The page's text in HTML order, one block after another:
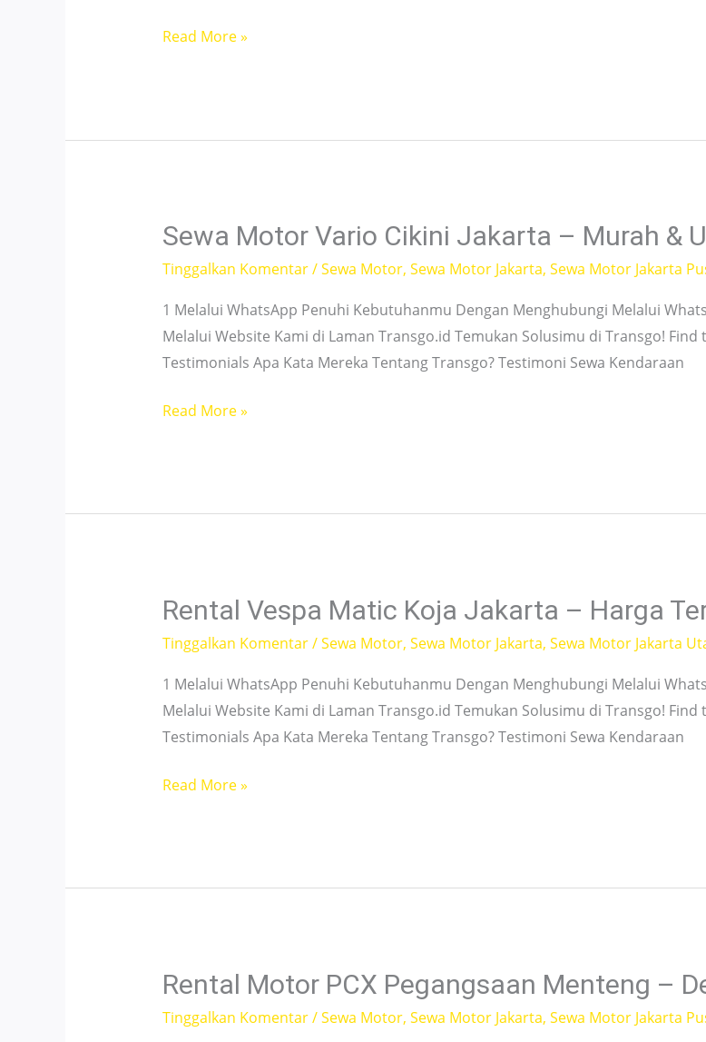
Sewa
Abang
Siap
Pakai
Read More »
Sewa Motor Vario Cikini Jakarta – Murah &
Tinggalkan Komentar/Sewa Motor, Sewa Motor Jakarta, Sewa Motor Jakarta
1 Melalui WhatsApp Penuhi Kebutuhanmu Dengan Menghubungi Melalui
Melalui Website Kami di Laman Transgo.id Temukan Solusimu di Transgo!
Testimonials Apa Kata Mereka Tentang Transgo? Testimoni Sewa Kendaraan
Sewa
Jakarta
Unit
Ready
Read More »
Rental Vespa Matic Koja Jakarta – Harga
Tinggalkan Komentar/Sewa Motor, Sewa Motor Jakarta, Sewa Motor Jakarta
1 Melalui WhatsApp Penuhi Kebutuhanmu Dengan Menghubungi Melalui
Melalui Website Kami di Laman Transgo.id Temukan Solusimu di Transgo!
Testimonials Apa Kata Mereka Tentang Transgo? Testimoni Sewa Kendaraan
Rental
Jakarta
Read More »
Rental Motor PCX Pegangsaan Menteng –
Tinggalkan Komentar/Sewa Motor, Sewa Motor Jakarta, Sewa Motor Jakarta